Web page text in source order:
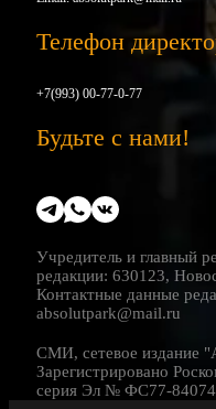
Телефон
+7(993) 00-77-0-77
Будьте с нами!
Учредитель и главный
редакции: 630123,
Контактные данные
absolutpark@mail.ru
СМИ, сетевое издание
Зарегистрировано
серия Эл № ФС77-84074